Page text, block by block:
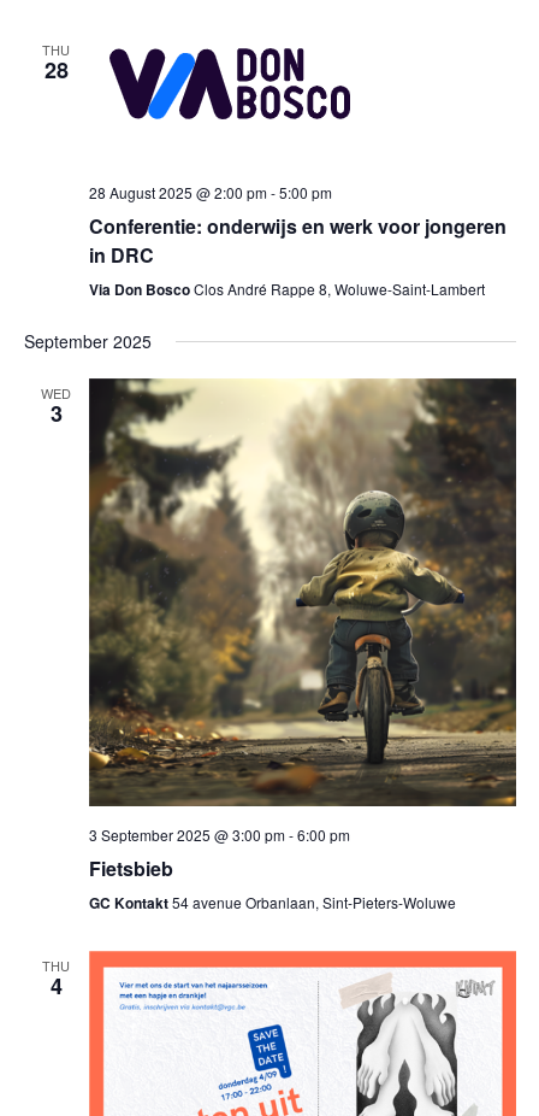
THU
28
28 August 2025 @ 2:00 pm-5:00 pm
Conferentie: onderwijs en werk voor jongeren
in DRC
Via Don BoscoClos André Rappe 8, Woluwe-Saint-Lambert
September 2025
WED
3
3 September 2025 @ 3:00 pm-6:00 pm
Fietsbieb
GC Kontakt54 avenue Orbanlaan, Sint-Pieters-Woluwe
THU
4